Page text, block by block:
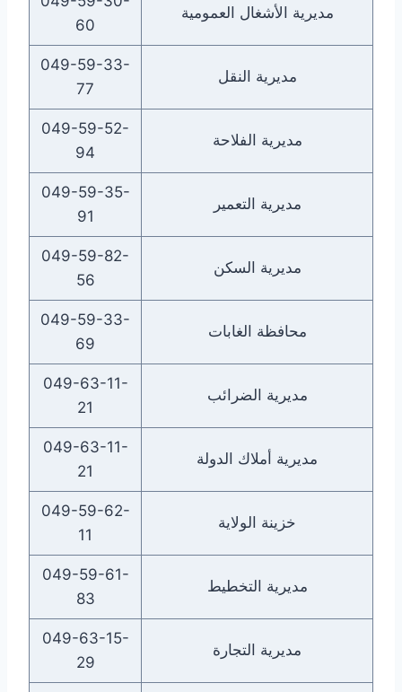
60
مديرية الأشغال العمومية
049-59-33-
77
مديرية النقل
049-59-52-
94
مديرية الفلاحة
049-59-35-
91
مديرية التعمير
049-59-82-
56
مديرية السكن
049-59-33-
69
محافظة الغابات
049-63-11-
21
مديرية الضرائب
049-63-11-
21
مديرية أملاك الدولة
049-59-62-
11
خزينة الولاية
049-59-61-
83
مديرية التخطيط
049-63-15-
29
مديرية التجارة